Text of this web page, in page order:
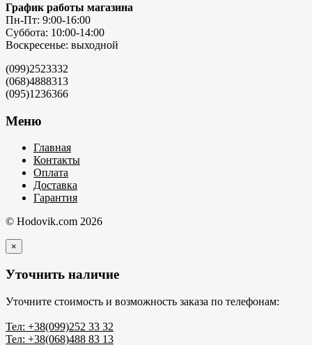
График работы магазина
Пн-Пт: 9:00-16:00
Суббота: 10:00-14:00
Воскресенье: выходной
(099)2523332
(068)4888313
(095)1236366
Меню
Главная
Контакты
Оплата
Доставка
Гарантия
© Hodovik.com 2026
×
Уточнить наличие
Уточните стоимость и возможность заказа по телефонам:
Тел: +38(099)252 33 32
Тел: +38(068)488 83 13